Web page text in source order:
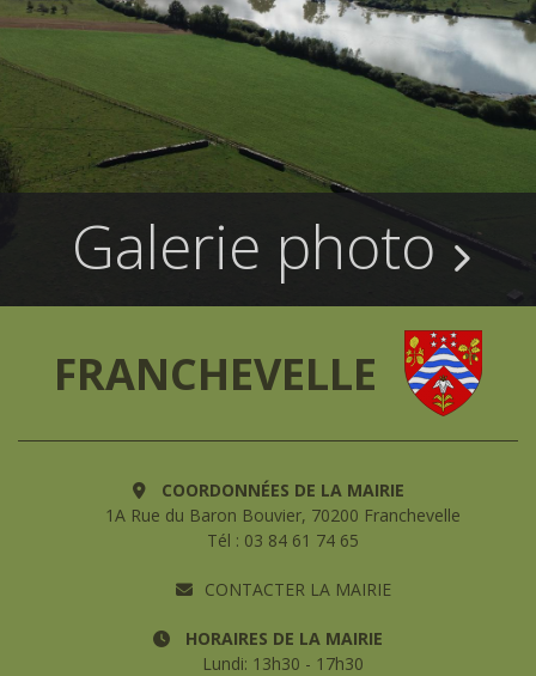
Galerie photo
FRANCHEVELLE
COORDONNÉES DE LA MAIRIE
1A Rue du Baron Bouvier, 70200 Franchevelle
Tél : 03 84 61 74 65
CONTACTER LA MAIRIE
HORAIRES DE LA MAIRIE
Lundi: 13h30 - 17h30